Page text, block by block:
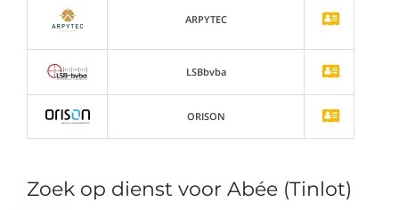
Zoek op dienst voor Abée (Tinlot)
ARPYTEC
LSBbvba
ORISON